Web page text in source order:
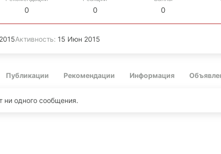
0 0 0
Активность 15 Июн 2015
Публикации Рекомендации Информация
ни одного сообщения.